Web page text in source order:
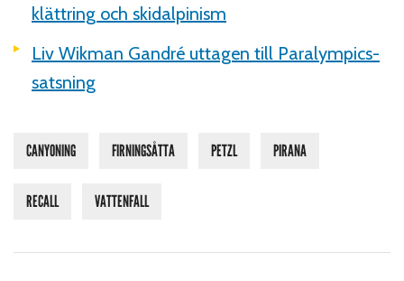
klättring och skidalpinism
Liv Wikman Gandré uttagen till Paralympics-
satsning
CANYONING FIRNINGSÅTTA PETZL PIRANA
RECALL VATTENFALL